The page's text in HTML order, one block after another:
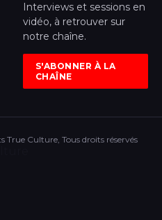
Interviews et sessions en
vidéo, à retrouver sur
notre chaîne.
S'ABONNER À LA
CHAÎNE
True Culture, Tous droits réservés